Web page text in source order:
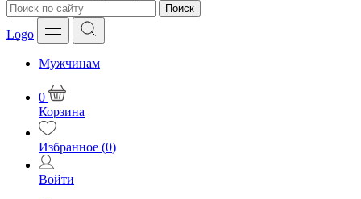
Поиск
Logo
Мужчинам
0
Корзина
Избранное (0)
Войти